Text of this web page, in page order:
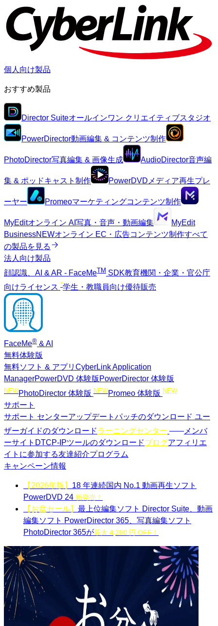
個人向け製品
おすすめ製品
Director Suiteオールインワン クリエイティブスタジオ
PowerDirector動画編集 & コンテンツ制作
PhotoDirector写真編集 & 画像生成 AudioDirector音声編
集 & ポッドキャスト制作 PowerDVD メディア再生プレ
ーヤー Promeoマーケティングコンテンツ制作
MyEditオンライン AI写真・音声・動画編集
MyEdit
BusinessNEWオンライン EC・広告コンテンツ制作すべて
の製品を見る
法人向け製品
顔認識、AI & AR - FaceMeTM SDK教育機関・企業・官公庁
向けライセンス *学生・教職員向け優待販売
FaceMe® & AI
無料体験版
無料ソフト & アプリ CyberLink Application
ManagerPowerDVD 体験版 PowerDirector 体験版
NEWPhotoDirector 体験版 NEWPromeo 体験版 NEW
サポート
サポート センターアップデートパッチのダウンロード ユー
ザーガイドのダウンロードラーニングセンター
メンバ
ーサイト DTCP-IPツールのダウンロードブログアフィリエ
イトに参加する友達紹介プログラム
キャンペーン情報
【2026年版】 18 年連続国内 No.1 動画再生ソフト
PowerDVD 24 新発売！
【お盆セール】 最上位編集ソフト Director Suite、動画
編集ソフト PowerDirector 365、写真編集ソフト
PhotoDirector 365が最大 4,280 円 OFF！